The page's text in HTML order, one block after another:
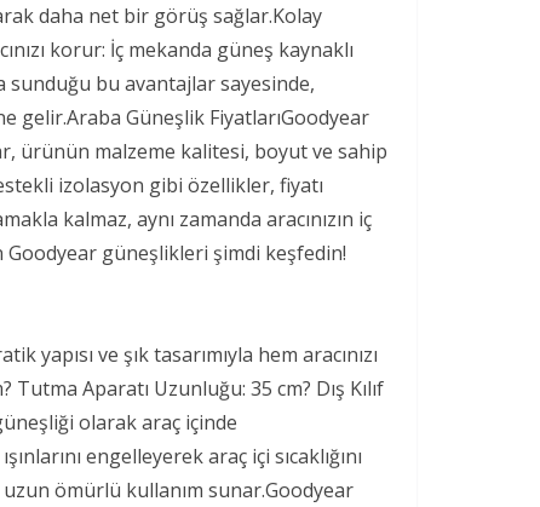
daha net bir görüş sağlar.Kolay
korur: İç mekanda güneş kaynaklı
sunduğu bu avantajlar sayesinde,
gelir.Araba Güneşlik FiyatlarıGoodyear
ürünün malzeme kalitesi, boyut ve sahip
izolasyon gibi özellikler, fiyatı
kalmaz, aynı zamanda aracınızın iç
güneşlikleri şimdi keşfedin!
ve şık tasarımıyla hem aracınızı
Aparatı Uzunluğu: 35 cm? Dış Kılıf
olarak araç içinde
engelleyerek araç içi sıcaklığını
uzun ömürlü kullanım sunar.Goodyear